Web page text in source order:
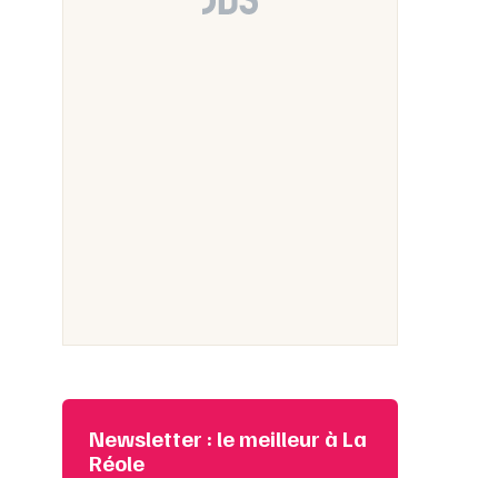
Newsletter : le meilleur à La
Réole